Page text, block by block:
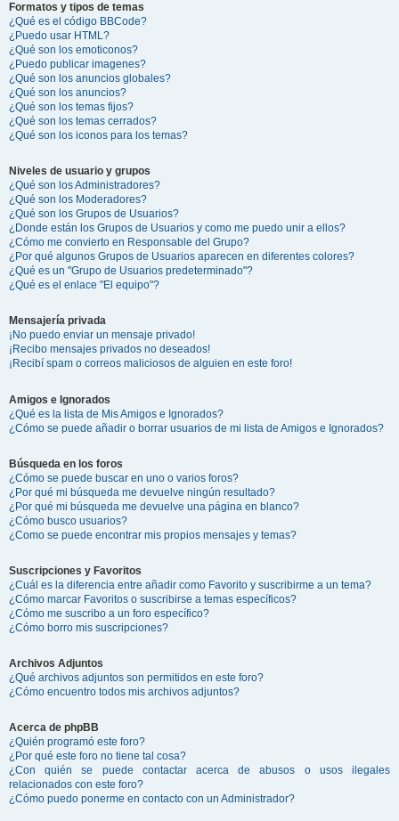
Formatos y tipos de temas
¿Qué es el código BBCode?
¿Puedo usar HTML?
¿Qué son los emoticonos?
¿Puedo publicar imagenes?
¿Qué son los anuncios globales?
¿Qué son los anuncios?
¿Qué son los temas fijos?
¿Qué son los temas cerrados?
¿Qué son los iconos para los temas?
Niveles de usuario y grupos
¿Qué son los Administradores?
¿Qué son los Moderadores?
¿Qué son los Grupos de Usuarios?
¿Donde están los Grupos de Usuarios y como me puedo unir a ellos?
¿Cómo me convierto en Responsable del Grupo?
¿Por qué algunos Grupos de Usuarios aparecen en diferentes colores?
¿Qué es un "Grupo de Usuarios predeterminado"?
¿Qué es el enlace "El equipo"?
Mensajería privada
¡No puedo enviar un mensaje privado!
¡Recibo mensajes privados no deseados!
¡Recibí spam o correos maliciosos de alguien en este foro!
Amigos e Ignorados
¿Qué es la lista de Mis Amigos e Ignorados?
¿Cómo se puede añadir o borrar usuarios de mi lista de Amigos e Ignorados?
Búsqueda en los foros
¿Cómo se puede buscar en uno o varios foros?
¿Por qué mi búsqueda me devuelve ningún resultado?
¿Por qué mi búsqueda me devuelve una página en blanco?
¿Cómo busco usuarios?
¿Como se puede encontrar mis propios mensajes y temas?
Suscripciones y Favoritos
¿Cuál es la diferencia entre añadir como Favorito y suscribirme a un tema?
¿Cómo marcar Favoritos o suscribirse a temas específicos?
¿Cómo me suscribo a un foro específico?
¿Cómo borro mis suscripciones?
Archivos Adjuntos
¿Qué archivos adjuntos son permitidos en este foro?
¿Cómo encuentro todos mis archivos adjuntos?
Acerca de phpBB
¿Quién programó este foro?
¿Por qué este foro no tiene tal cosa?
¿Con quién se puede contactar acerca de abusos o usos ilegales
relacionados con este foro?
¿Cómo puedo ponerme en contacto con un Administrador?